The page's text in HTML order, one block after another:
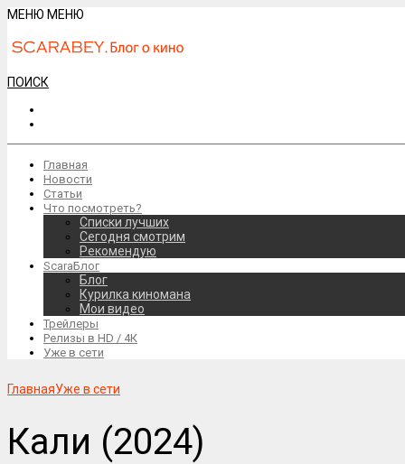
МЕНЮ МЕНЮ
ПОИСК
Главная
Новости
Статьи
Что посмотреть?
Списки лучших
Сегодня смотрим
Рекомендую
ScaraБлог
Блог
Курилка киномана
Мои видео
Трейлеры
Релизы в HD / 4К
Уже в сети
ГлавнаяУже в сети
Кали (2024)